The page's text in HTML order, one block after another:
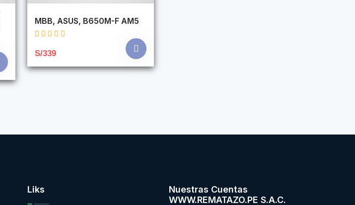
MBB, ASUS, B650M-F AM5
S/339
Liks
Nuestras Cuentas
WWW.REMATAZO.PE S.A.C.